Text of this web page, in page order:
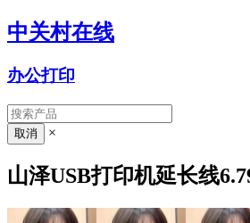
中关村在线
办公打印
×
山泽USB打印机延长线